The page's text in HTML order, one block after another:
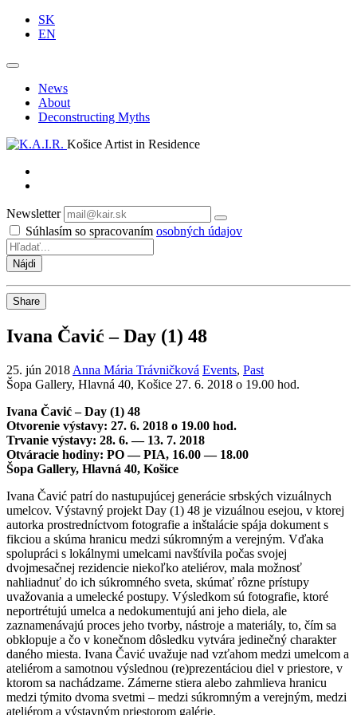
SK
EN
News
About
Deconstructing Myths
Košice Artist in Residence
Newsletter
Odoberať
Súhlasím so spracovaním osobných údajov
Share
Ivana Čavić – Day (1) 48
25. jún 2018 Anna Mária Trávničková Events, Past
Šopa Gallery, Hlavná 40, Košice 27. 6. 2018 o 19.00 hod.
Ivana Čavić – Day (1) 48
Otvorenie výstavy: 27. 6. 2018 o 19.00 hod.
Trvanie výstavy: 28. 6. — 13. 7. 2018
Otváracie hodiny: PO — PIA, 16.00 — 18.00
Šopa Gallery, Hlavná 40, Košice
Ivana Čavić patrí do nastupujúcej generácie srbských vizuálnych
umelcov. Výstavný projekt Day (1) 48 je vizuálnou esejou, v ktorej
autorka prostredníctvom fotografie a inštalácie spája dokument s
fikciou a skúma hranicu medzi súkromným a verejným. Vďaka
spolupráci s lokálnymi umelcami navštívila počas svojej
dvojmesačnej rezidencie niekoľko ateliérov, mala možnosť
nahliadnuť do ich súkromného sveta, skúmať rôzne prístupy
uvažovania a umelecké postupy. Výsledkom sú fotografie, ktoré
neportrétujú umelca a nedokumentujú ani jeho diela, ale
zaznamenávajú proces jeho tvorby, nástroje a materiály, to, čím sa
obklopuje a čo v konečnom dôsledku vytvára jedinečný charakter
daného miesta. Ivana Čavić uvažuje nad vzťahom medzi umelcom a
ateliérom a samotnou výslednou (re)prezentáciou diel v priestore, v
ktorom sa nachádzame. Zámerne stiera alebo zahmlieva hranicu
medzi týmito dvoma svetmi – medzi súkromným a verejným, medzi
ateliérom a výstavným priestorom galérie.